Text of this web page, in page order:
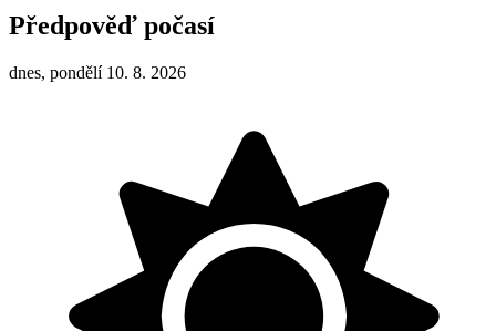
Předpověď počasí
dnes, pondělí 10. 8. 2026